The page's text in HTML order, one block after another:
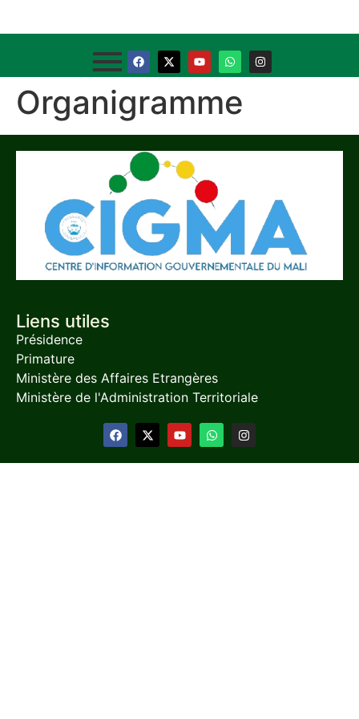
Organigramme
Liens utiles
Présidence
Primature
Ministère des Affaires Etrangères
Ministère de l'Administration Territoriale